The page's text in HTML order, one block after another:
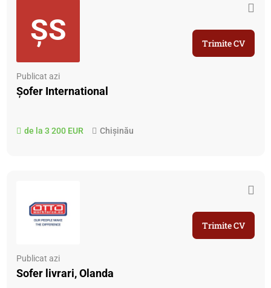
ȘS
Publicat azi
Șofer International
de la 3 200 EUR Chișinău
Trimite CV
Publicat azi
Sofer livrari, Olanda
Trimite CV